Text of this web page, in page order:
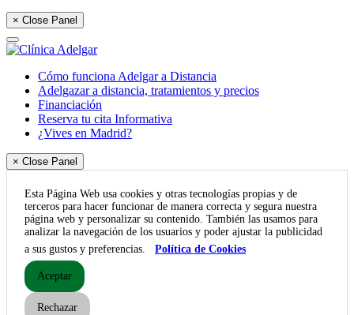
× Close Panel
Cómo funciona Adelgar a Distancia
Adelgazar a distancia, tratamientos y precios
Financiación
Reserva tu cita Informativa
¿Vives en Madrid?
× Close Panel
Esta Página Web usa cookies y otras tecnologías propias y de
terceros para hacer funcionar de manera correcta y segura nuestra
página web y personalizar su contenido. También las usamos para
analizar la navegación de los usuarios y poder ajustar la publicidad
a sus gustos y preferencias.
Política de Cookies
Aceptar
Rechazar